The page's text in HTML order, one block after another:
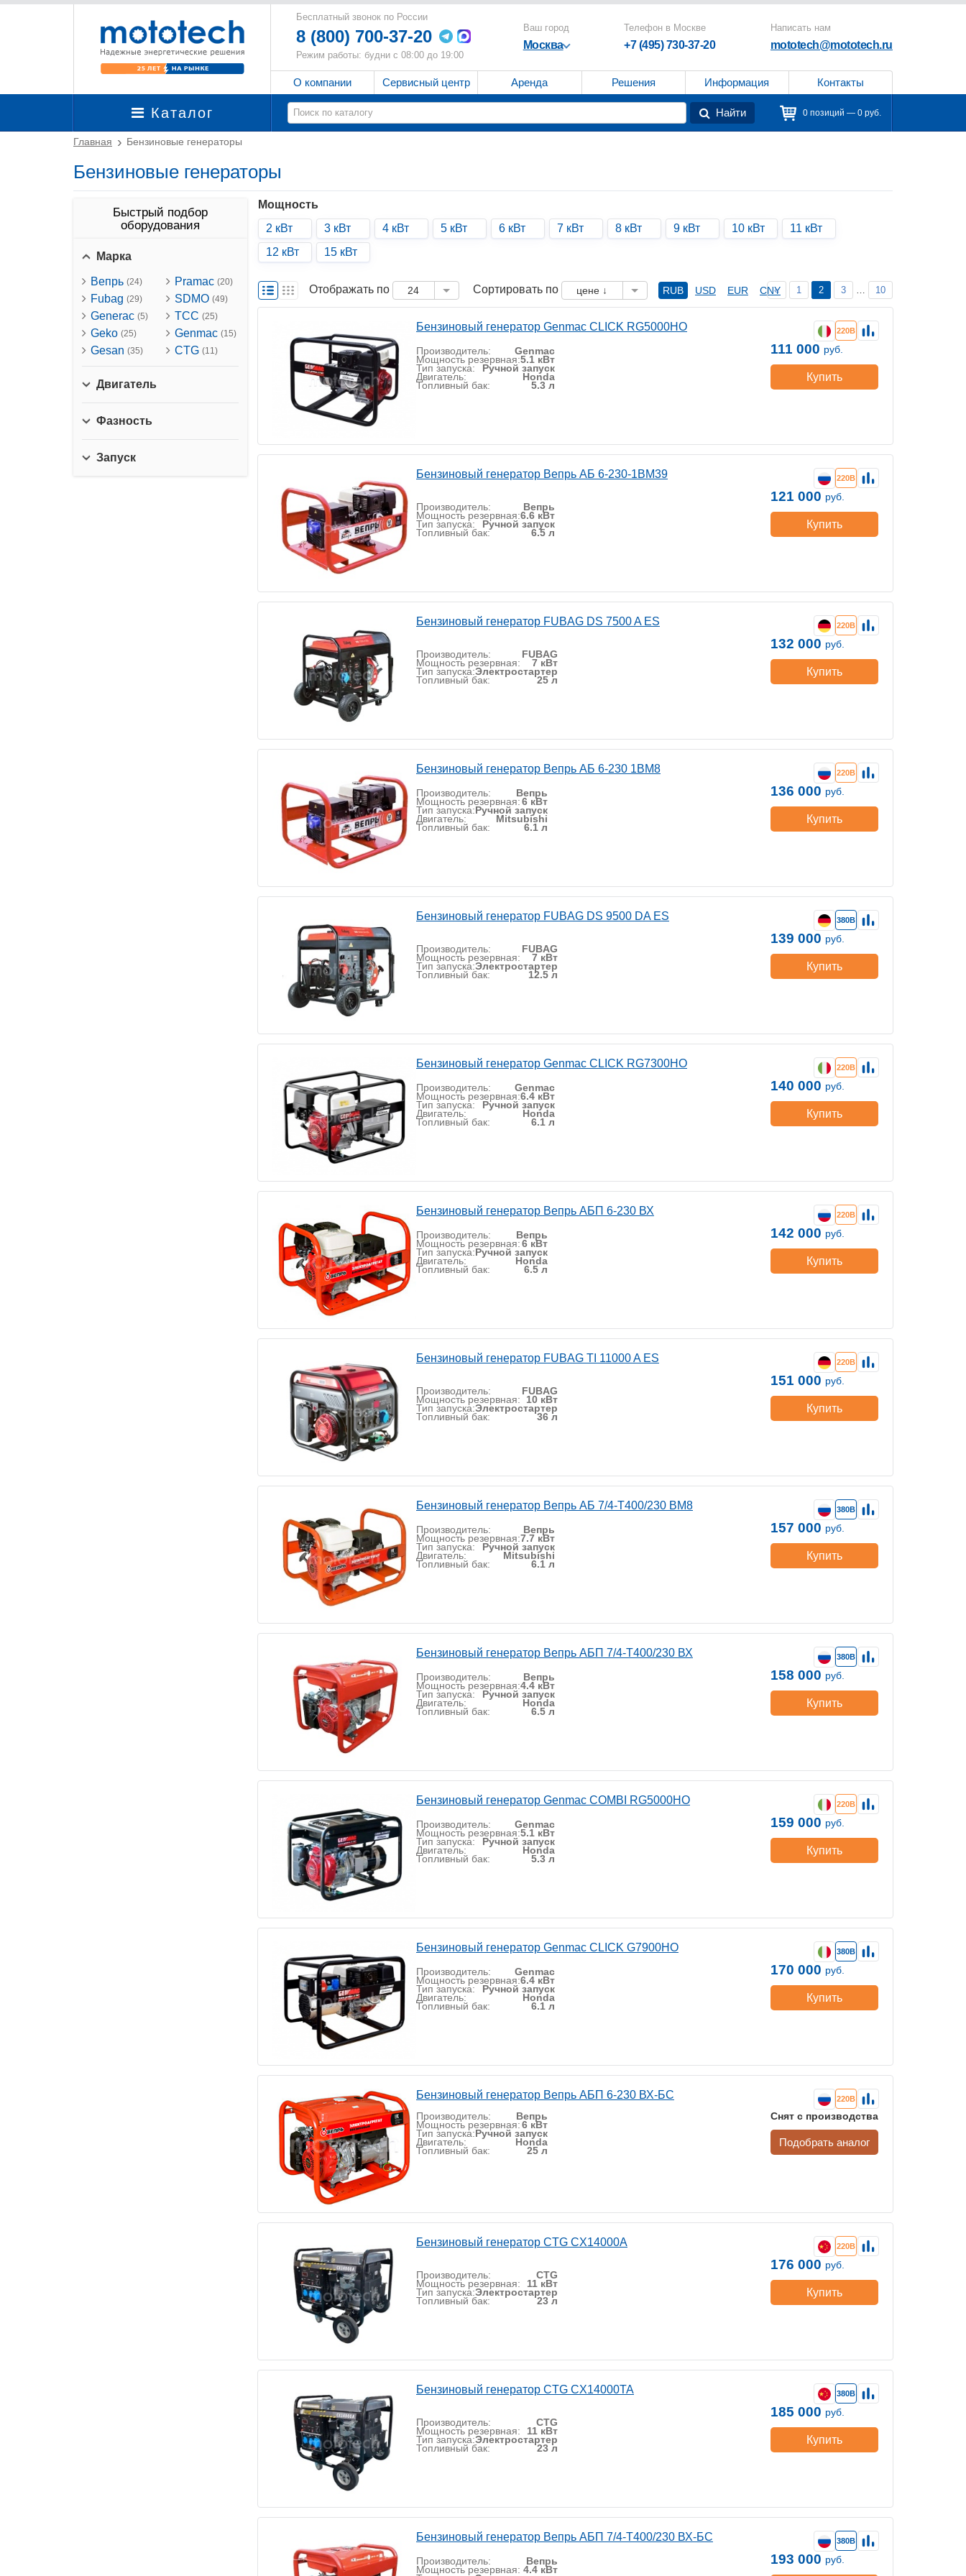
Бесплатный звонок по России
8 (800) 700-37-20
Режим работы: будни с 08:00 до 19:00
Ваш город
Москва
Телефон в Москве
+7 (495) 730-37-20
Написать нам
mototech@mototech.ru
О компании Сервисный центр Аренда Решения Информация Контакты
Каталог Найти 0 позиций — 0 руб.
Главная Бензиновые генераторы
Бензиновые генераторы
Быстрый подбор
оборудования
Марка
Вепрь (24)
Fubag (29)
Generac (5)
Geko (25)
Gesan (35)
Pramac (20)
SDMO (49)
ТСС (25)
Genmac (15)
CTG (11)
Двигатель
Фазность
Запуск
Мощность
2 кВт
3 кВт 4 кВт 5 кВт 6 кВт 7 кВт 8 кВт 9 кВт 10 кВт
11 кВт
12 кВт
15 кВт
Отображать по 24 Сортировать по цене ↓ RUB USD EUR CNY
« 1 2 3 … 10
Бензиновый генератор Genmac CLICK RG5000HO
Производитель: Genmac
Мощность резервная:5.1 кВт
Тип запуска: Ручной запуск
Двигатель: Honda
Топливный бак: 5.3 л
220В
111 000 руб.
Купить
Бензиновый генератор Вепрь АБ 6-230-1ВМ39
Производитель: Вепрь
Мощность резервная:6.6 кВт
Тип запуска: Ручной запуск
Топливный бак: 6.5 л
220В
121 000 руб.
Купить
Бензиновый генератор FUBAG DS 7500 A ES
Производитель: FUBAG
Мощность резервная: 7 кВт
Тип запуска:Электростартер
Топливный бак: 25 л
220В
132 000 руб.
Купить
Бензиновый генератор Вепрь АБ 6-230 1ВМ8
Производитель: Вепрь
Мощность резервная:6 кВт
Тип запуска:Ручной запуск
Двигатель: Mitsubishi
Топливный бак: 6.1 л
220В
136 000 руб.
Купить
Бензиновый генератор FUBAG DS 9500 DA ES
Производитель: FUBAG
Мощность резервная: 7 кВт
Тип запуска:Электростартер
Топливный бак: 12.5 л
380В
139 000 руб.
Купить
Бензиновый генератор Genmac CLICK RG7300HO
Производитель: Genmac
Мощность резервная:6.4 кВт
Тип запуска: Ручной запуск
Двигатель: Honda
Топливный бак: 6.1 л
220В
140 000 руб.
Купить
Бензиновый генератор Вепрь АБП 6-230 ВХ
Производитель: Вепрь
Мощность резервная:6 кВт
Тип запуска:Ручной запуск
Двигатель: Honda
Топливный бак: 6.5 л
220В
142 000 руб.
Купить
Бензиновый генератор FUBAG TI 11000 A ES
Производитель: FUBAG
Мощность резервная: 10 кВт
Тип запуска:Электростартер
Топливный бак: 36 л
220В
151 000 руб.
Купить
Бензиновый генератор Вепрь АБ 7/4-Т400/230 ВМ8
Производитель: Вепрь
Мощность резервная:7.7 кВт
Тип запуска: Ручной запуск
Двигатель: Mitsubishi
Топливный бак: 6.1 л
380В
157 000 руб.
Купить
Бензиновый генератор Вепрь АБП 7/4-Т400/230 ВХ
Производитель: Вепрь
Мощность резервная:4.4 кВт
Тип запуска: Ручной запуск
Двигатель: Honda
Топливный бак: 6.5 л
380В
158 000 руб.
Купить
Бензиновый генератор Genmac COMBI RG5000HO
Производитель: Genmac
Мощность резервная:5.1 кВт
Тип запуска: Ручной запуск
Двигатель: Honda
Топливный бак: 5.3 л
220В
159 000 руб.
Купить
Бензиновый генератор Genmac CLICK G7900HO
Производитель: Genmac
Мощность резервная:6.4 кВт
Тип запуска: Ручной запуск
Двигатель: Honda
Топливный бак: 6.1 л
380В
170 000 руб.
Купить
Бензиновый генератор Вепрь АБП 6-230 ВХ-БС
Производитель: Вепрь
Мощность резервная:6 кВт
Тип запуска:Ручной запуск
Двигатель: Honda
Топливный бак: 25 л
220В
Снят с производства
Подобрать аналог
Бензиновый генератор CTG CX14000A
Производитель: CTG
Мощность резервная: 11 кВт
Тип запуска:Электростартер
Топливный бак: 23 л
220В
176 000 руб.
Купить
Бензиновый генератор CTG CX14000TA
Производитель: CTG
Мощность резервная: 11 кВт
Тип запуска:Электростартер
Топливный бак: 23 л
380В
185 000 руб.
Купить
Бензиновый генератор Вепрь АБП 7/4-Т400/230 ВХ-БС
Производитель: Вепрь
Мощность резервная: 4.4 кВт
380В
193 000 руб.